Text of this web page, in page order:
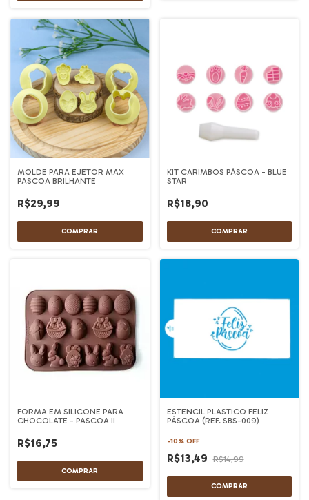
MOLDE PARA EJETOR MAX
PASCOA BRILHANTE
R$29,99
KIT CARIMBOS PÁSCOA - BLUE
STAR
R$18,90
FORMA EM SILICONE PARA
CHOCOLATE - PASCOA II
R$16,75
ESTENCIL PLASTICO FELIZ
PÁSCOA (REF. SBS-009)
-10% OFF
R$13,49 R$14,99